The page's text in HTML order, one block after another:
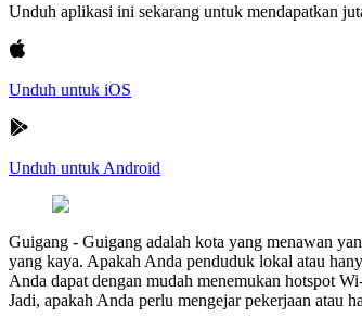
Unduh aplikasi ini sekarang untuk mendapatkan
Unduh untuk iOS
Unduh untuk Android
Guigang - Guigang adalah kota yang menawan
yang kaya. Apakah Anda penduduk lokal atau
Anda dapat dengan mudah menemukan hotspot
Jadi, apakah Anda perlu mengejar pekerjaan atau